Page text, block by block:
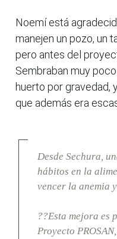
Noemí está
manejen un pozo, un
pero antes del
Sembraban muy
huerto por gravedad,
que además era
Desde Sechura,
hábitos en la
vencer la anemia
??Esta mejora es
Proyecto